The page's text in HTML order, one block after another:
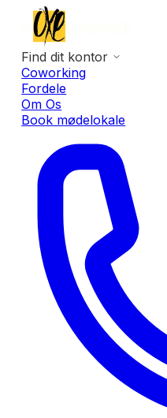
Find dit kontor
Coworking
Fordele
Om Os
Book mødelokale